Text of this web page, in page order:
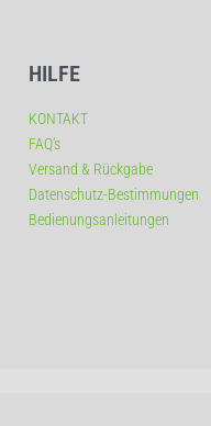
HILFE
KONTAKT
FAQ’s
Versand & Rückgabe
Datenschutz-Bestimmungen
Bedienungsanleitungen